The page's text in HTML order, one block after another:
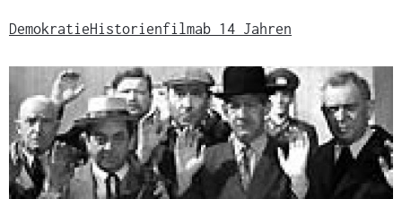
DemokratieHistorienfilmab 14 Jahren